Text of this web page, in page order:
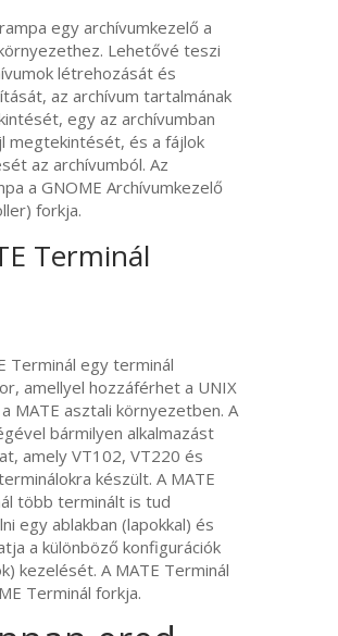
egy archívumkezelő a
Lehetővé teszi
létrehozását és
az archívum tartalmának
egy az archívumban
megtekintését, és a fájlok
az archívumból. Az
aGNOME Archívumkezelő
forkja.
Terminál
Terminál egy terminál
amellyel hozzáférhet a UNIX
MATE asztali környezetben. A
bármilyen alkalmazást
amelyVT102,VT220 és
készült. A MATE
több terminált is tud
egy ablakban (lapokkal) és
a különböző konfigurációk
kezelését. AMATE Terminál
Terminál forkja.